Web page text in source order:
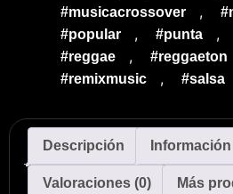
#musicacrossover ,
#popular , #punta ,
#reggae , #reggaeton
#remixmusic , #salsa
Descripción
Valoraciones (0) Más